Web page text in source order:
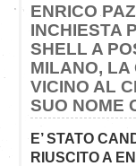
ENRICO
INCHIESTA
SHELL A
MILANO, LA
VICINO AL
SUO NOME
E’ STATO
RIUSCITO A